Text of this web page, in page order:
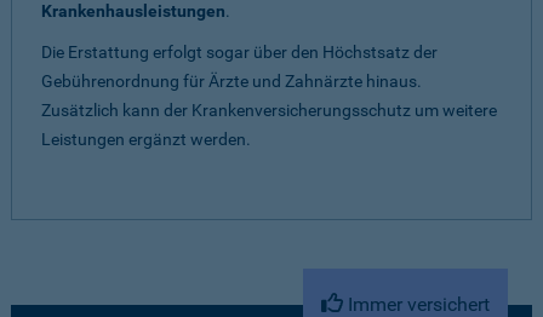
Krankenhausleistungen.
Die Erstattung erfolgt sogar über den Höchstsatz der
Gebührenordnung für Ärzte und Zahnärzte hinaus.
Zusätzlich kann der Krankenversicherungsschutz um weitere
Leistungen ergänzt werden.
Immer versichert